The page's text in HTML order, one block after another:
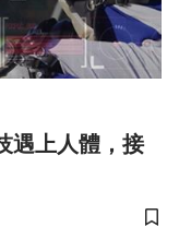
遇上人體，接
儲